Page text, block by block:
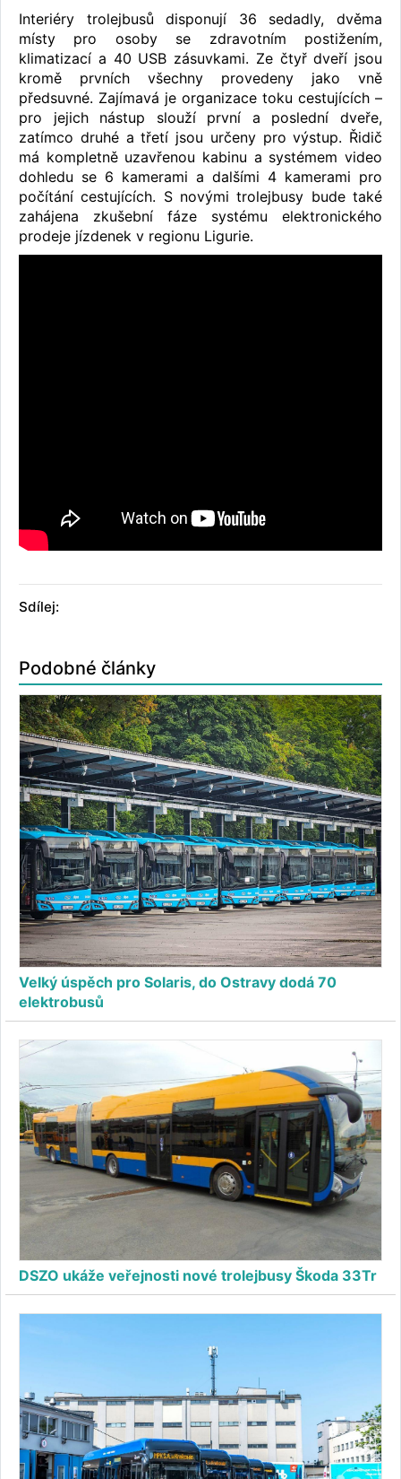
Interiéry trolejbusů disponují 36 sedadly, dvěma
místy pro osoby se zdravotním postižením,
klimatizací a 40 USB zásuvkami. Ze čtyř dveří jsou
kromě prvních všechny provedeny jako vně
předsuvné. Zajímavá je organizace toku cestujících –
pro jejich nástup slouží první a poslední dveře,
zatímco druhé a třetí jsou určeny pro výstup. Řidič
má kompletně uzavřenou kabinu a systémem video
dohledu se 6 kamerami a dalšími 4 kamerami pro
počítání cestujících. S novými trolejbusy bude také
zahájena zkušební fáze systému elektronického
prodeje jízdenek v regionu Ligurie.
Sdílej:
Podobné články
Velký úspěch pro Solaris, do Ostravy dodá 70
elektrobusů
DSZO ukáže veřejnosti nové trolejbusy Škoda 33Tr